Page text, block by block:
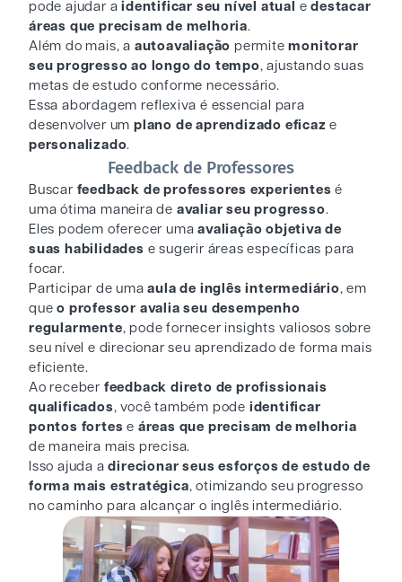
pode ajudar a identificar seu nível atual edestacar
áreas que precisam de melhoria.
Além do mais, a autoavaliaçãopermitemonitorar
seu progresso ao longo do tempo, ajustando suas
metas de estudo conforme necessário.
Essa abordagem reflexiva é essencial para
desenvolver umplano de aprendizado eficaz e
personalizado.
Feedback de Professores
Buscar feedback de professores experientesé
uma ótima maneira de avaliar seu progresso.
Eles podem oferecer umaavaliação objetiva de
suas habilidades e sugerir áreas específicas para
focar.
Participar de umaaula de inglês intermediário, em
queo professor avalia seu desempenho
regularmente, pode fornecer insights valiosos sobre
seu nível e direcionar seu aprendizado de forma mais
eficiente.
Ao receber feedback direto de profissionais
qualificados, você também pode identificar
pontos fortes e áreas que precisam de melhoria
de maneira mais precisa.
Isso ajuda adirecionar seus esforços de estudo de
forma mais estratégica, otimizando seu progresso
no caminho para alcançar o inglês intermediário.